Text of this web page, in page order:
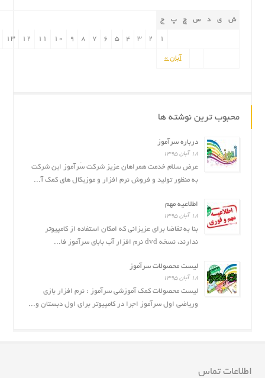
ش ی د س چ پ ج
آبان »
1
2
3
4
5
6
7
8
9
10
11
12
13
محبوب ترین نوشته ها
درباره سرآموز
۱۸ آبان ۱۳۹۵
عرض سلام خدمت همراهان عزیز شرکت سَرآموز این شرکت
به منظور تولید و فروش نرم افزار و موزیکال های کمک آ...
اطلاعیه مهم
۱۸ آبان ۱۳۹۵
بنا به تقاضا برای عزیزانی که امکان استفاده از کامپیوتر
ندارند، نسخه dvd نرم افزار آب بابای سرآموز فا...
لیست محصولات سرآموز
۱۸ آبان ۱۳۹۵
لیست محصولات کمک آموزشی سرآموز : نرم افزار بازى
وریاضی اول سرآموز اجرا در کامپیوتر برای اول دبستان و...
اطلاعات تماس